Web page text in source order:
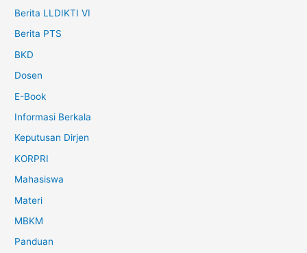
Berita LLDIKTI VI
Berita PTS
BKD
Dosen
E-Book
Informasi Berkala
Keputusan Dirjen
KORPRI
Mahasiswa
Materi
MBKM
Panduan